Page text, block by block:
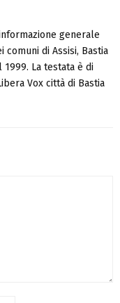
generale
di Assisi, Bastia
La testata è di
Vox città di Bastia